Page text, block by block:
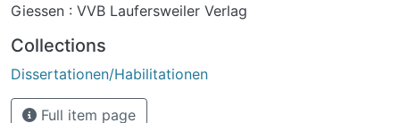
wurden ein Partikelzähler, ein Gerät zur Bestimmung
Gerät zur fraktionierten Bestimmung der Partikelmasse.
Ferner wurden Filter beaufschlagt und anschließend
elektronenmikroskopisch (TEM) ausgewertet.Die
folgenden Messdaten (Mittelwerte) wurden bestimmt:
Giessen : VVB Laufersweiler Verlag
Collections
Dissertationen/Habilitationen
Full item page